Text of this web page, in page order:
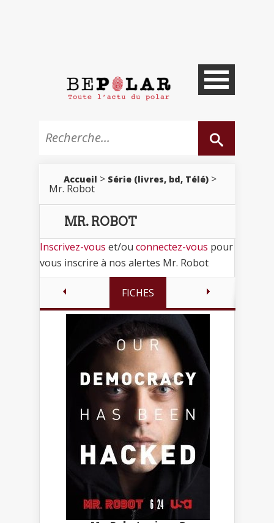
Accueil > Série (livres, bd, Télé) >
Mr. Robot
MR. ROBOT
Inscrivez-vous et/ou connectez-vous pour
vous inscrire à nos alertes Mr. Robot
FICHES